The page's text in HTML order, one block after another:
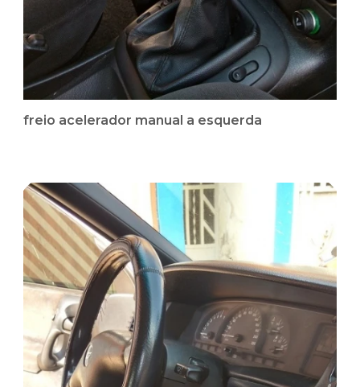
freio acelerador manual a esquerda